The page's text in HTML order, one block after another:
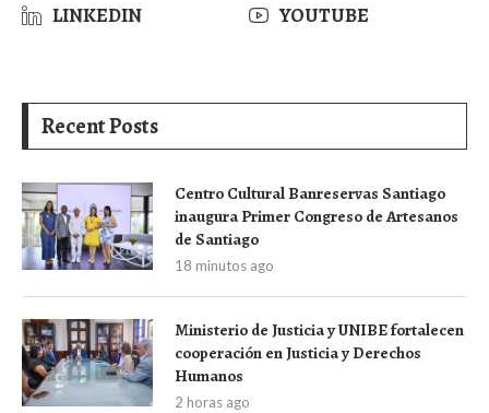
LINKEDIN
YOUTUBE
Recent Posts
Centro Cultural Banreservas Santiago
inaugura Primer Congreso de Artesanos
de Santiago
18 minutos ago
Ministerio de Justicia y UNIBE fortalecen
cooperación en Justicia y Derechos
Humanos
2 horas ago